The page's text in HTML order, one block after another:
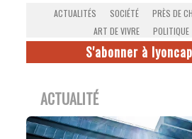
ACTUALITÉS SOCIÉTÉ PRÈS DE
ART DE VIVRE
POLITIQUE
S'abonner à
ACTUALITÉ